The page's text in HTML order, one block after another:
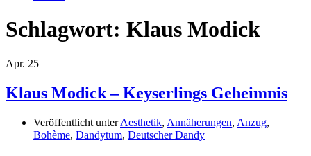
Schlagwort: Klaus Modick
Apr. 25
Klaus Modick – Keyserlings Geheimnis
Veröffentlicht unterAesthetik, Annäherungen, Anzug,
Bohème, Dandytum, Deutscher Dandy